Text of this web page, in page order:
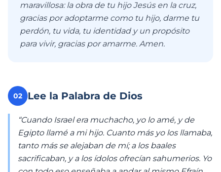
maravillosa: la obra de tu hijo Jesús en la cruz,
gracias por adoptarme como tu hijo, darme tu
perdón, tu vida, tu identidad y un propósito
para vivir, gracias por amarme. Amen.
02 Lee la Palabra de Dios
“Cuando Israel era muchacho, yo lo amé, y de
Egipto llamé a mi hijo. Cuanto más yo los llamaba,
tanto más se alejaban de mí; a los baales
sacrificaban, y a los ídolos ofrecían sahumerios. Yo